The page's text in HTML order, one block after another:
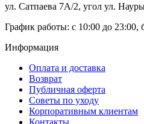
ул. Сатпаева 7А/2, угол ул.
График работы: с 10:00 до 23:00,
Информация
Оплата и доставка
Возврат
Публичная оферта
Советы по уходу
Корпоративным клиентам
Контакты